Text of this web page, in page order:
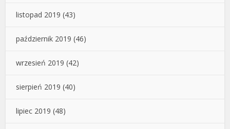
listopad 2019 (43)
październik 2019 (46)
wrzesień 2019 (42)
sierpień 2019 (40)
lipiec 2019 (48)